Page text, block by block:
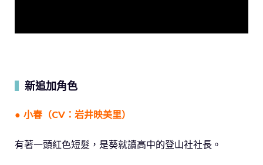
新追加角色
● 小春（CV：岩井映美里）
有著一頭紅色短髮，是葵就讀高中的登山社社長。